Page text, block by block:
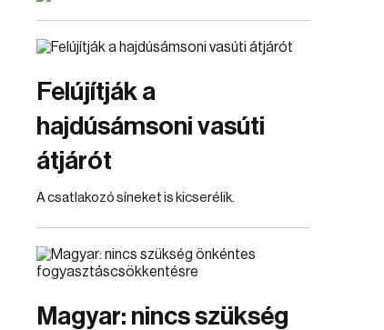
Felújítják a
hajdúsámsoni vasúti
átjárót
A csatlakozó síneket is kicserélik.
Magyar: nincs szükség